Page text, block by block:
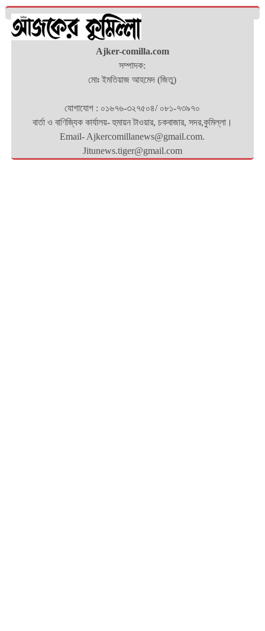
Ajker-comilla.com
সম্পাদক:
মোঃ ইমতিয়াজ আহমেদ (জিতু)
যোগাযোগ : ০১৬৭৬-৩২৭৫০৪/ ০৮১-৭৩৯৭০
বার্তা ও বাণিজ্যিক কার্যালয়- হুমায়ন টাওয়ার, চকবাজার, সদর,কুমিল্লা।
Email- Ajkercomillanews@gmail.com.
Jitunews.tiger@gmail.com